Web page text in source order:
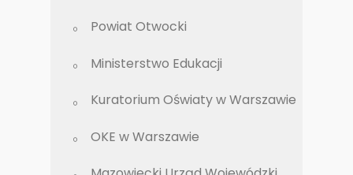
Powiat Otwocki
Ministerstwo Edukacji
Kuratorium Oświaty w Warszawie
OKE w Warszawie